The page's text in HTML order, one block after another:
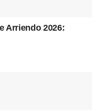
Arriendo 2026: